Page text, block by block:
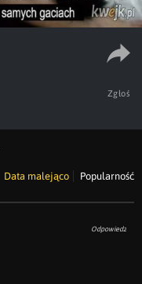
Zgłoś
Data malejąco Popularność
Odpowiedz